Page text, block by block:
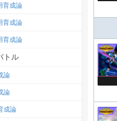
育成論
育成論
育成論
トル
論
論
成論